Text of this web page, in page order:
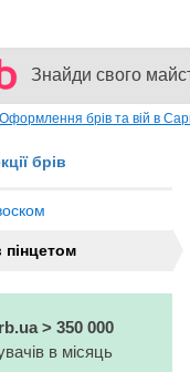
Знайди свого
Оформлення брів та вій в
брів
пінцетом
> 350 000
в місяць